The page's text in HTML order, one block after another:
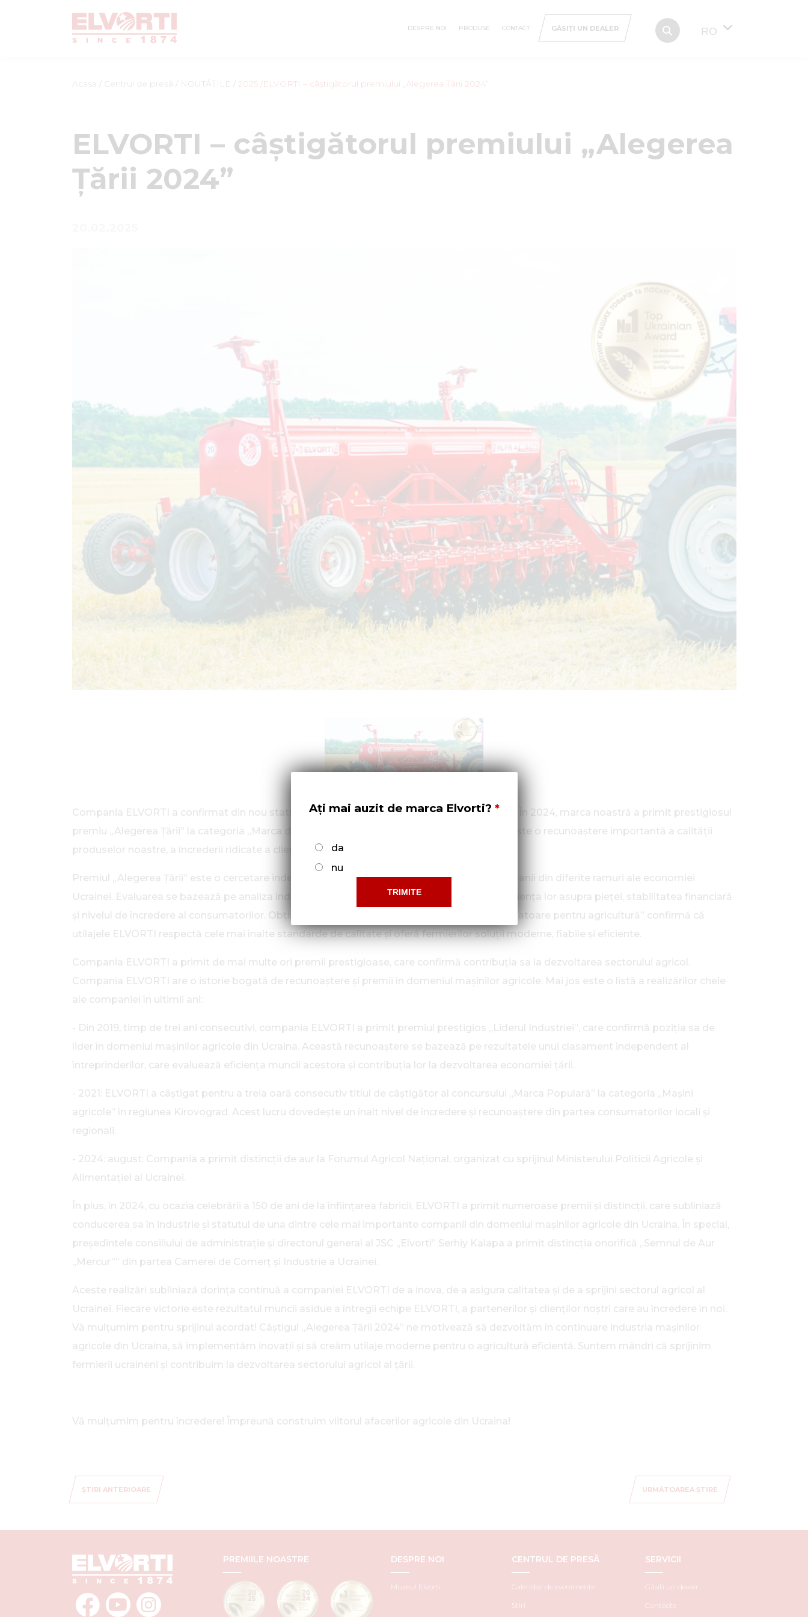
DESPRE NOI PRODUSE CONTACT GĂSIȚI UN DEALER RO
Acasa / Centrul de presă / NOUTĂȚILE / 2025 /ELVORTI – câștigătorul premiului „Alegerea Țării 2024”
ELVORTI – câștigătorul premiului „Alegerea
Țării 2024”
Compania ELVORTI a confirmat din nou statutul său de lider în domeniul mașinilor agricole! În 2024, marca noastră a primit prestigiosul
premiu „Alegerea Țării” la categoria „Marca de pulverizatoare pentru agricultură”. Aceasta este o recunoaștere importantă a calității
produselor noastre, a încrederii ridicate a clienților și a dezvoltării stabile a companiei.
Premiul „Alegerea Țării” este o cercetare independentă care determină cele mai bune companii din diferite ramuri ale economiei
Ucrainei. Evaluarea se bazează pe analiza indicatorilor cheie ai activității întreprinderilor, influența lor asupra pieței, stabilitatea financiară
și nivelul de încredere al consumatorilor. Obținerea premiului la categoria „Marca de pulverizatoare pentru agricultură” confirmă că
utilajele ELVORTI respectă cele mai înalte standarde de calitate și oferă fermierilor soluții moderne, fiabile și eficiente.
Compania ELVORTI a primit de mai multe ori premii prestigioase, care confirmă contribuția sa la dezvoltarea sectorului agricol.
Compania ELVORTI are o istorie bogată de recunoaștere și premii în domeniul mașinilor agricole. Mai jos este o listă a realizărilor cheie
ale companiei în ultimii ani:
- Din 2019, timp de trei ani consecutivi, compania ELVORTI a primit premiul prestigios „Liderul Industriei”, care confirmă poziția sa de
lider în domeniul mașinilor agricole din Ucraina. Această recunoaștere se bazează pe rezultatele unui clasament independent al
întreprinderilor, care evaluează eficiența muncii acestora și contribuția lor la dezvoltarea economiei țării.
- 2021: ELVORTI a câștigat pentru a treia oară consecutiv titlul de câștigător al concursului „Marca Populară” la categoria „Mașini
agricole” în regiunea Kirovograd. Acest lucru dovedește un înalt nivel de încredere și recunoaștere din partea consumatorilor locali și
regionali.
- 2024: august: Compania a primit distincții de aur la Forumul Agricol Național, organizat cu sprijinul Ministerului Politicii Agricole și
Alimentației al Ucrainei.
În plus, în 2024, cu ocazia celebrării a 150 de ani de la înființarea fabricii, ELVORTI a primit numeroase premii și distincții, care subliniază
conducerea sa în industrie și statutul de una dintre cele mai importante companii din domeniul mașinilor agricole din Ucraina. În special,
președintele consiliului de administrație și directorul general al JSC „Elvorti” Serhiy Kalapa a primit distincția onorifică „Semnul de Aur
„Mercur”” din partea Camerei de Comerț și Industrie a Ucrainei.
Aceste realizări subliniază dorința continuă a companiei ELVORTI de a inova, de a asigura calitatea și de a sprijini sectorul agricol al
Ucrainei. Fiecare victorie este rezultatul muncii asidue a întregii echipe ELVORTI, a partenerilor și clienților noștri care au încredere în noi.
Vă mulțumim pentru sprijinul acordat! Câștigul „Alegerea Țării 2024” ne motivează să dezvoltăm în continuare industria mașinilor
agricole din Ucraina, să implementăm inovații și să creăm utilaje moderne pentru o agricultură eficientă. Suntem mândri că sprijinim
fermierii ucraineni și contribuim la dezvoltarea sectorului agricol al țării.
Vă mulțumim pentru încredere! Împreună construim viitorul afacerilor agricole din Ucraina!
ȘTIRI ANTERIOARE URMĂTOAREA ȘTIRE
PREMIILE NOASTRE DESPRE NOI
Muzeul Elvorti
CENTRUL DE PRESĂ
Calendar de evenimente
Știri
SERVICII
Găsiți un dealer
Contacte
Ați mai auzit de marca Elvorti?
da
nu